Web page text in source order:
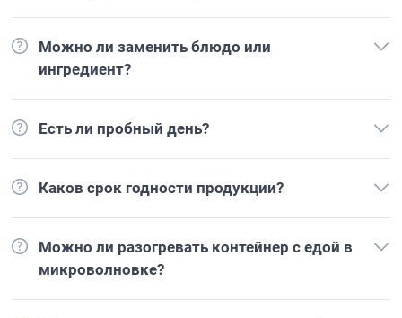
Можно ли заменить блюдо или
ингредиент?
Есть ли пробный день?
Каков срок годности продукции?
Можно ли разогревать контейнер с едой в
микроволновке?